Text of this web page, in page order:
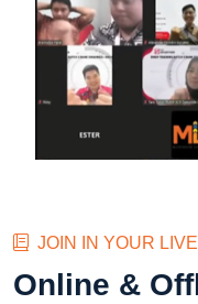
JOIN IN YOUR
Online &